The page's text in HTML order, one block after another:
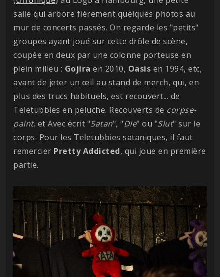
salle qui arbore fièrement quelques photos au
mur de concerts passés. On regarde les "petits"
groupes ayant joué sur cette drôle de scène,
coupée en deux par une colonne porteuse en
plein milieu : Gojira en 2010, Oasis en 1994, etc,
avant de jeter un œil au stand de merch, qui, en
plus des trucs habituels, est recouvert... de
Teletubbies en peluche. Recouverts de corpse-
paint. et Avec écrit "Satan", "Die" ou "Slut" sur le
corps. Pour les Teletubbies sataniques, il faut
remercier Pretty Addicted, qui joue en première
partie.